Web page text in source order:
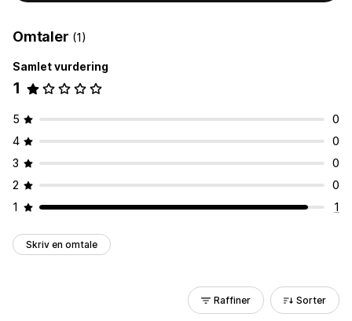
Omtaler (1)
Samlet vurdering
1
5
0
4
0
3
0
2
0
1
1
Skriv en omtale
Raffiner Sorter